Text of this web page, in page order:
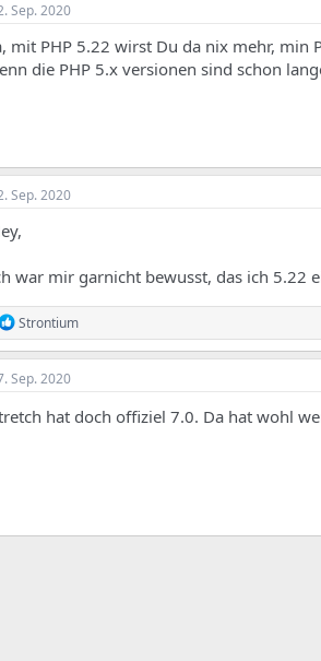
Sep. 2020
mit PHP 5.22 wirst Du da nix mehr,
die PHP 5.x versionen sind schon
Sep. 2020
war mir garnicht bewusst, das ich 5.22
R
e
a
k
i
o
Strontium
Sep. 2020
hat doch offiziel 7.0. Da hat wohl